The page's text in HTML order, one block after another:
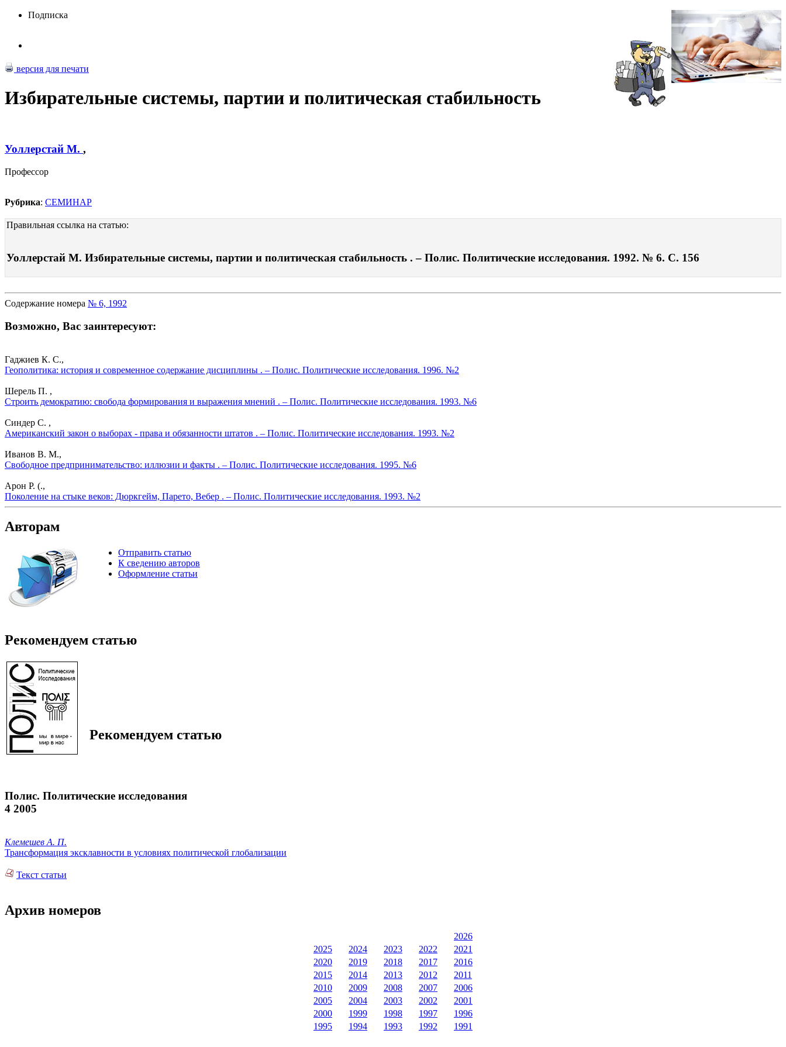
Подписка
версия для печати
Избирательные системы, партии и политическая стабильность
Уоллерстай М. ,
Профессор
Рубрика: СЕМИНАР
Правильная ссылка на статью:
Уоллерстай М. Избирательные системы, партии и политическая стабильность . – Полис. Политические исследования. 1992. № 6. С. 156
Содержание номера № 6, 1992
Возможно, Вас заинтересуют:
Гаджиев К. С.,
Геополитика: история и современное содержание дисциплины . – Полис. Политические исследования. 1996. №2
Шерель П. ,
Строить демократию: свобода формирования и выражения мнений . – Полис. Политические исследования. 1993. №6
Синдер С. ,
Американский закон о выборах - права и обязанности штатов . – Полис. Политические исследования. 1993. №2
Иванов В. М.,
Свободное предпринимательство: иллюзии и факты . – Полис. Политические исследования. 1995. №6
Арон Р. (.,
Поколение на стыке веков: Дюркгейм, Парето, Вебер . – Полис. Политические исследования. 1993. №2
Авторам
Отправить статью
К сведению авторов
Оформление статьи
Рекомендуем статью
Рекомендуем статью
Полис. Политические исследования
4 2005
Клемешев А. П.
Трансформация эксклавности в условиях политической глобализации
Текст статьи
Архив номеров
2026
2025
2024 2023 2022
2021
2020
2019 2018 2017
2016
2015
2014 2013 2012
2011
2010
2009 2008 2007
2006
2005
2004 2003 2002
2001
2000
1999 1998 1997
1996
1995
1994 1993 1992 1991